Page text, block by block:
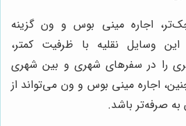
اجاره مینی بوس و ون گزینه
وسایل نقلیه با ظرفیت کمتر،
را در سفرهای شهری و بین شهری
اجاره مینی بوس و ون می‌تواند از
صرفه‌تر باشد.